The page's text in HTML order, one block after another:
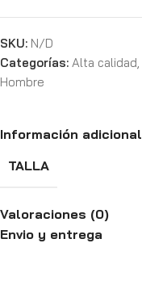
SKU: N/D
Categorías: Alta calidad,
Hombre
Información adicional
TALLA
Valoraciones (0)
Envio y entrega